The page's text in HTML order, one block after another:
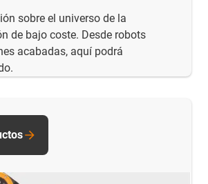
sobre el universo de la
de bajo coste. Desde robots
acabadas, aquí podrá